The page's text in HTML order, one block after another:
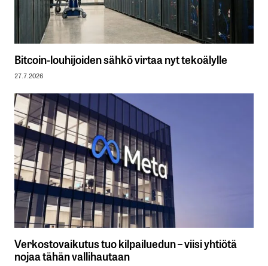
Bitcoin-louhijoiden sähkö virtaa nyt tekoälylle
27.7.2026
Verkostovaikutus tuo kilpailuedun – viisi yhtiötä
nojaa tähän vallihautaan